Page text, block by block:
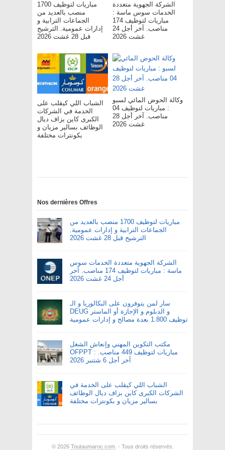
مباريات لتوظيف 1700
منصب بالعديد من
الجماعات الترابية و
إدارات عمومية. الترشيح
قبل 28 غشت 2026
الشركة الجهوية متعددة
الخدمات سوس ماسة :
مباريات لتوظيف 174
مناصب. آخر أجل 24
غشت 2026
الشباب اللي كيقلب على
الخدمة في الشركات
الكبرى كاين بزاف ديال
الوظائف بسالير مزيان و
بكونترات مختلفة
وكالة الحوض المائي لسبو
: مباريات لتوظيف 04
مناصب. آخر أجل 28
غشت 2026
Nos dernières Offres
مباريات لتوظيف 1700 منصب بالعديد من
الجماعات الترابية و إدارات عمومية.
الترشيح قبل 28 غشت 2026
الشركة الجهوية متعددة الخدمات سوس
ماسة : مباريات لتوظيف 174 مناصب. آخر
أجل 24 غشت 2026
سار لمن يتوفرون على البكالوريا و الـ
DEUG و الدبلوم و الإجازة أو الماستر
توظيف 1.800 بعدة مصالح و إدارات عمومية
مكتب التكوين المهني وإنعاش الشغل
OFPPT : مباريات لتوظيف 449 مناصب.
آخر أجل 6 شتنبر 2026
الشباب اللي كيقلب على الخدمة في
الشركات الكبرى كاين بزاف ديال الوظائف
بسالير مزيان و بكونترات مختلفة
© 2026 Toutaumaroc.com. - Tous droits réservés.